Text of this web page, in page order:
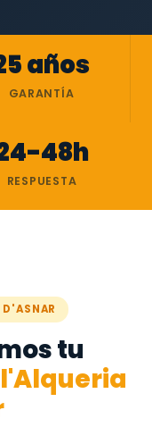
años
GARANTÍA
48h
RESPUESTA
tu